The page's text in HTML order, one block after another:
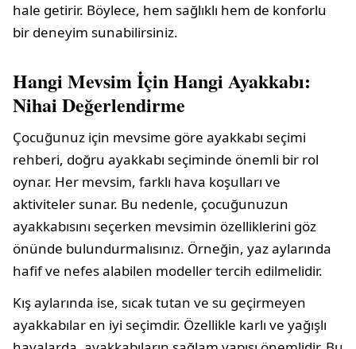
hale getirir. Böylece, hem sağlıklı hem de konforlu
bir deneyim sunabilirsiniz.
Hangi Mevsim İçin Hangi Ayakkabı:
Nihai Değerlendirme
Çocuğunuz için mevsime göre ayakkabı seçimi
rehberi, doğru ayakkabı seçiminde önemli bir rol
oynar. Her mevsim, farklı hava koşulları ve
aktiviteler sunar. Bu nedenle, çocuğunuzun
ayakkabısını seçerken mevsimin özelliklerini göz
önünde bulundurmalısınız. Örneğin, yaz aylarında
hafif ve nefes alabilen modeller tercih edilmelidir.
Kış aylarında ise, sıcak tutan ve su geçirmeyen
ayakkabılar en iyi seçimdir. Özellikle karlı ve yağışlı